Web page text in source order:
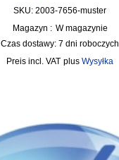
SKU: 2003-7656-muster
Magazyn : W magazynie
Czas dostawy: 7 dni roboczych
incl. VAT plus Wysyłka